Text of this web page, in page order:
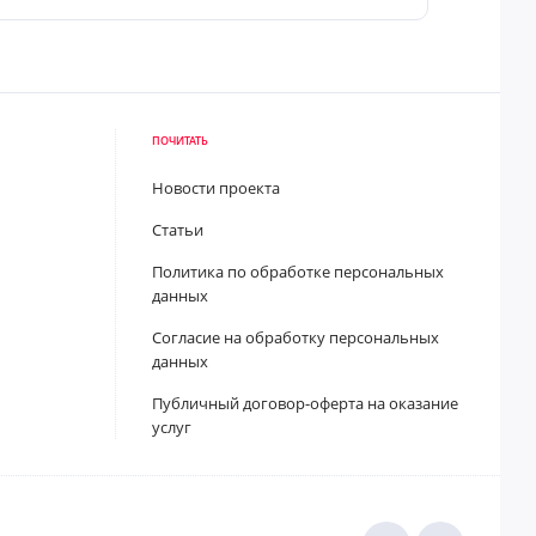
ПОЧИТАТЬ
Новости проекта
Статьи
Политика по обработке персональных
данных
Согласие на обработку персональных
данных
Публичный договор-оферта на оказание
услуг